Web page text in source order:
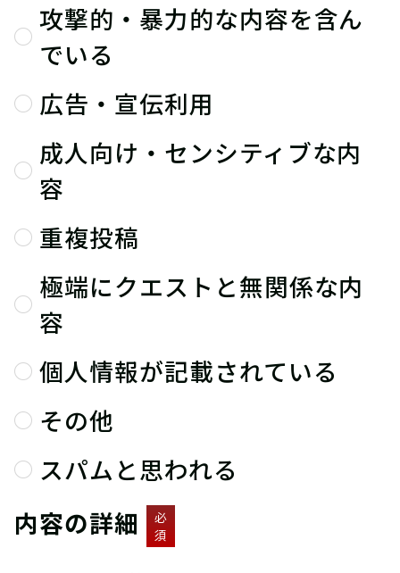
攻撃的・暴力的な内容を含ん
でいる
広告・宣伝利用
成人向け・センシティブな内
容
重複投稿
極端にクエストと無関係な内
容
個人情報が記載されている
その他
スパムと思われる
内容の詳細
必
須